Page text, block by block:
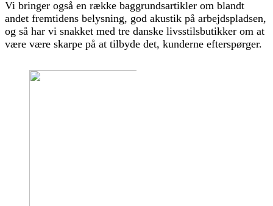
Vi bringer også en række baggrundsartikler om blandt
andet fremtidens belysning, god akustik på arbejdspladsen,
og så har vi snakket med tre danske livsstilsbutikker om at
være være skarpe på at tilbyde det, kunderne efterspørger.